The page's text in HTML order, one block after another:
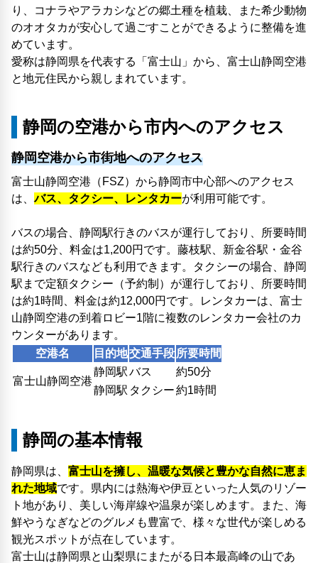
り、コナラやアラカシなどの郷土種を植栽、また希少動物
のオオタカが安心して過ごすことができるように整備を進
めています。
愛称は静岡県を代表する「富士山」から、富士山静岡空港
と地元住民から親しまれています。
静岡の空港から市内へのアクセス
静岡空港から市街地へのアクセス
富士山静岡空港（FSZ）から静岡市中心部へのアクセス
は、バス、タクシー、レンタカーが利用可能です。
バスの場合、静岡駅行きのバスが運行しており、所要時間
は約50分、料金は1,200円です。藤枝駅、新金谷駅・金谷
駅行きのバスなども利用できます。タクシーの場合、静岡
駅まで定額タクシー（予約制）が運行しており、所要時間
は約1時間、料金は約12,000円です。レンタカーは、富士
山静岡空港の到着ロビー1階に複数のレンタカー会社のカ
ウンターがあります。
空港名
目的地交通手段 所要時間
富士山静岡空港
静岡駅バス
約50分
静岡駅 タクシー約1時間
静岡の基本情報
静岡県は、 富士山を擁し、温暖な気候と豊かな自然に恵ま
れた地域です。県内には熱海や伊豆といった人気のリゾー
ト地があり、美しい海岸線や温泉が楽しめます。また、海
鮮やうなぎなどのグルメも豊富で、様々な世代が楽しめる
観光スポットが点在しています。
富士山は静岡県と山梨県にまたがる日本最高峰の山であ